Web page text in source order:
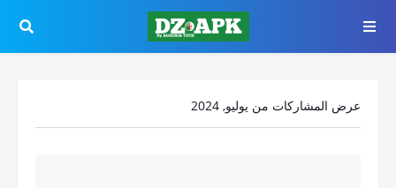
عرض المشاركات من يوليو, 2024